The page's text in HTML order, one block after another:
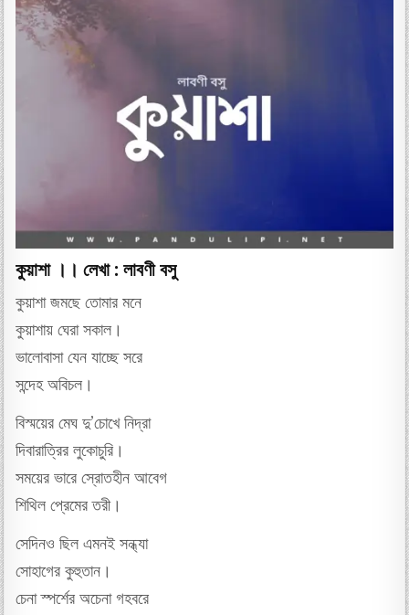
কুয়াশা ।। লেখা : লাবণী বসু
কুয়াশা জমছে তোমার মনে
কুয়াশায় ঘেরা সকাল।
ভালোবাসা যেন যাচ্ছে সরে
সন্দেহ অবিচল।
বিস্ময়ের মেঘ দু’চোখে নিদ্রা
দিবারাত্রির লুকোচুরি।
সময়ের ভারে স্রোতহীন আবেগ
শিথিল প্রেমের তরী।
সেদিনও ছিল এমনই সন্ধ্যা
সোহাগের কুহুতান।
চেনা স্পর্শের অচেনা গহবরে